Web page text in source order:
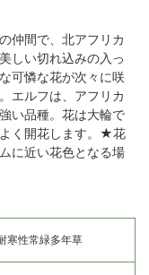
仲間で、北アフリカ
しい切れ込みの入っ
可憐な花が次々に咲
エルフは、アフリカ
い品種。花は大輪で
よく開花します。★花
に近い花色となる場
寒性常緑多年草